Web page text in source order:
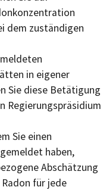
dem zuständigen
in eigener
Sie diese Betätigung
Regierungspräsidium
Sie einen
haben,
Abschätzung
für jede